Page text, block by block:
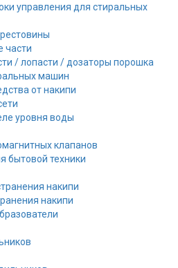
управления для стиральных
части
/ лопасти / дозаторы порошка
машин
от накипи
уровня воды
клапанов
бытовой техники
накипи
накипи